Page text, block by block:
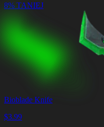
8% TANIEJ
Bioblade Knife
$3.99